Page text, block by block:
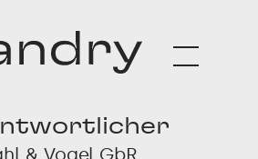
Instagram